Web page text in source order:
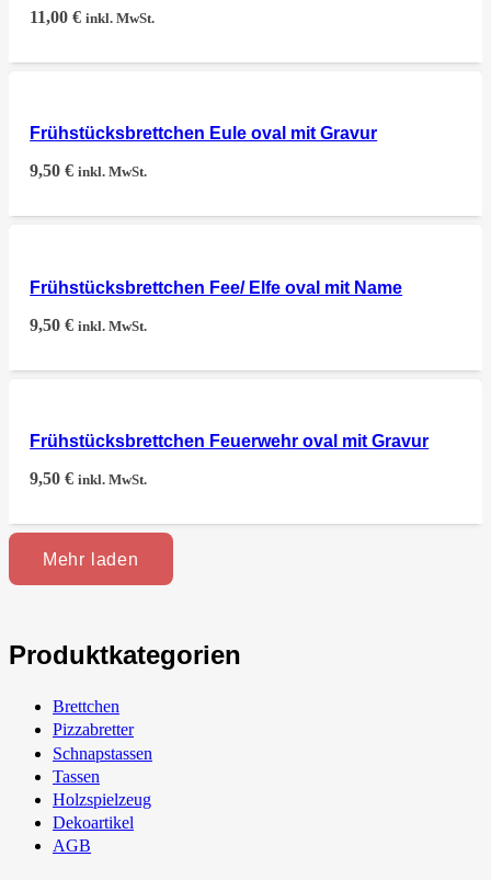
11,00€ inkl. MwSt.
Frühstücksbrettchen Eule oval mit Gravur
9,50€ inkl. MwSt.
Frühstücksbrettchen Fee/ Elfe oval mit Name
9,50€ inkl. MwSt.
Frühstücksbrettchen Feuerwehr oval mit Gravur
9,50€ inkl. MwSt.
Mehr laden
Produktkategorien
Brettchen
Pizzabretter
Schnapstassen
Tassen
Holzspielzeug
Dekoartikel
AGB